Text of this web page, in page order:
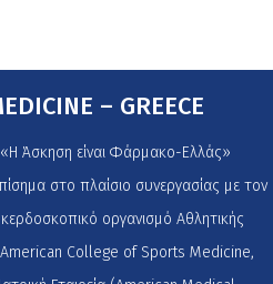
– GREECE
«Η Άσκηση είναι Φάρμακο-Ελλάς»
στο πλαίσιο συνεργασίας με τον
οργανισμό Αθλητικής
College of Sports Medicine,